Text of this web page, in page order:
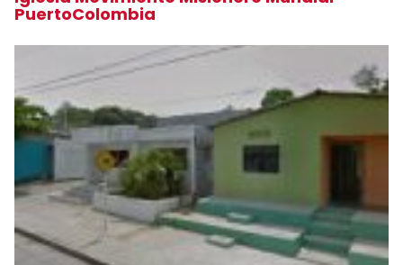
PuertoColombia